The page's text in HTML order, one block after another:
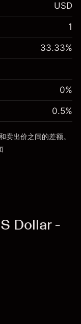
$1,000.00
-0.061644
%
(-$1.85)
$1,000.00
0.013699
($0.41)
USD
1
33.33%
0%
0.5%
卖出价之间的差额。
Dollar -